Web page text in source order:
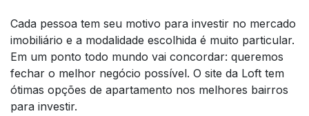
Cada pessoa tem seu motivo para investir no mercado
imobiliário e a modalidade escolhida é muito particular.
Em um ponto todo mundo vai concordar: queremos
fechar o melhor negócio possível. O site da Loft tem
ótimas opções de apartamento nos melhores bairros
para investir.